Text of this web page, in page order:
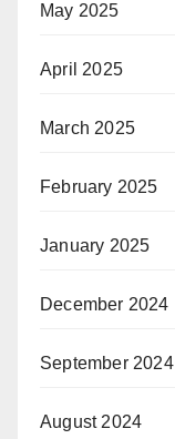
May 2025
April 2025
March 2025
February 2025
January 2025
December 2024
September 2024
August 2024